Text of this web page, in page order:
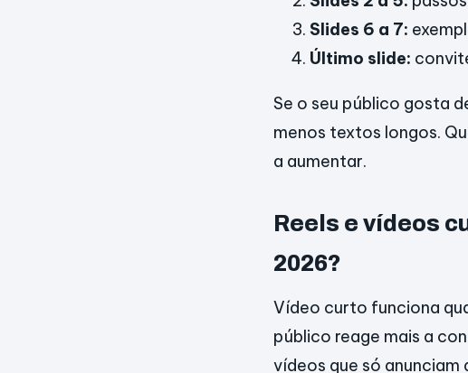
Slides 6 a 7:
Último slide:
Se o seu público gosta
menos textos longos.
a aumentar.
Reels e vídeos
2026?
Vídeo curto funciona
público reage mais a
vídeos que só anunciam